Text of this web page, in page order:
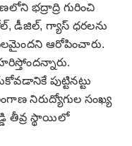
భద్రాద్రి గురించి
డీజిల్, గ్యాస్ ధరలను
ఆరోపించారు.
పుట్టినట్టు
నిరుద్యోగుల సంఖ్య
తీవ్ర స్థాయిలో